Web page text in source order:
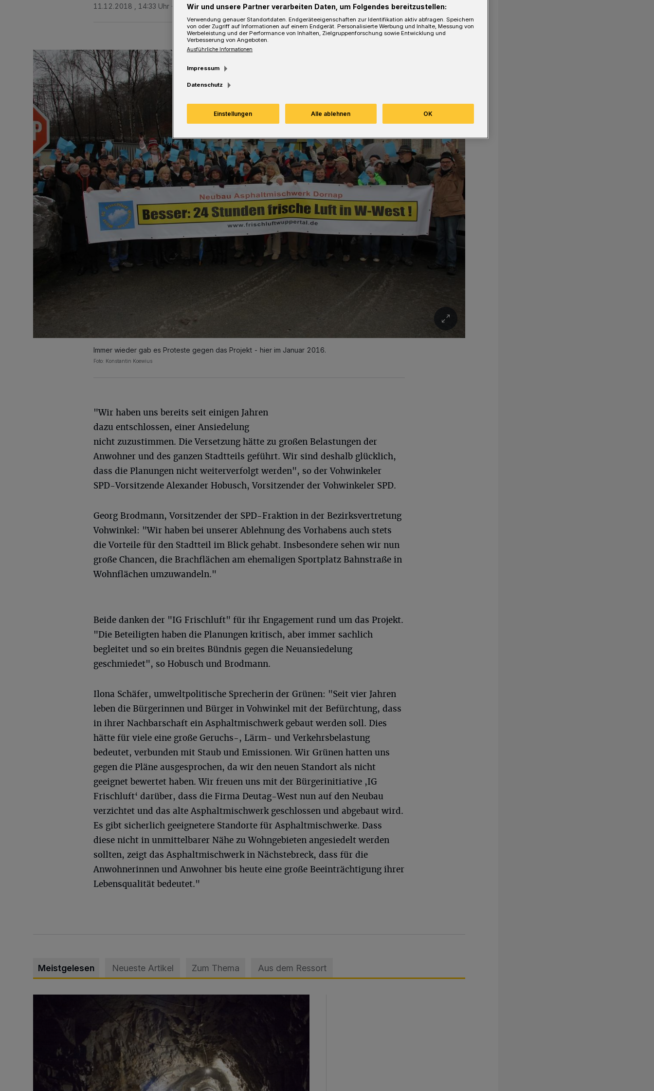
11.12.2018 , 14:33 Uhr Eine Minute Lesezeit
Immer wieder gab es Proteste gegen das Projekt - hier im Januar 2016.
Foto: Konstantin Koewius
"Wir haben uns bereits seit einigen Jahren
dazu entschlossen, einer Ansiedelung
nicht zuzustimmen. Die Versetzung hätte zu großen Belastungen der
Anwohner und des ganzen Stadtteils geführt. Wir sind deshalb glücklich,
dass die Planungen nicht weiterverfolgt werden", so der Vohwinkeler
SPD-Vorsitzende Alexander Hobusch, Vorsitzender der Vohwinkeler SPD.
Georg Brodmann, Vorsitzender der SPD-Fraktion in der Bezirksvertretung
Vohwinkel: "Wir haben bei unserer Ablehnung des Vorhabens auch stets
die Vorteile für den Stadtteil im Blick gehabt. Insbesondere sehen wir nun
große Chancen, die Brachflächen am ehemaligen Sportplatz Bahnstraße in
Wohnflächen umzuwandeln."
Beide danken der "IG Frischluft" für ihr Engagement rund um das Projekt.
"Die Beteiligten haben die Planungen kritisch, aber immer sachlich
begleitet und so ein breites Bündnis gegen die Neuansiedelung
geschmiedet", so Hobusch und Brodmann.
Ilona Schäfer, umweltpolitische Sprecherin der Grünen: "Seit vier Jahren
leben die Bürgerinnen und Bürger in Vohwinkel mit der Befürchtung, dass
in ihrer Nachbarschaft ein Asphaltmischwerk gebaut werden soll. Dies
hätte für viele eine große Geruchs-, Lärm- und Verkehrsbelastung
bedeutet, verbunden mit Staub und Emissionen. Wir Grünen hatten uns
gegen die Pläne ausgesprochen, da wir den neuen Standort als nicht
geeignet bewertet haben. Wir freuen uns mit der Bürgerinitiative ,IG
Frischluft‘ darüber, dass die Firma Deutag-West nun auf den Neubau
verzichtet und das alte Asphaltmischwerk geschlossen und abgebaut wird.
Es gibt sicherlich geeignetere Standorte für Asphaltmischwerke. Dass
diese nicht in unmittelbarer Nähe zu Wohngebieten angesiedelt werden
sollten, zeigt das Asphaltmischwerk in Nächstebreck, dass für die
Anwohnerinnen und Anwohner bis heute eine große Beeinträchtigung ihrer
Lebensqualität bedeutet."
Meistgelesen Neueste Artikel Zum Thema Aus dem Ressort
Wir und unsere Partner verarbeiten Daten, um Folgendes bereitzustellen:
Verwendung genauer Standortdaten. Endgeräteeigenschaften zur Identifikation aktiv abfragen. Speichern
von oder Zugriff auf Informationen auf einem Endgerät. Personalisierte Werbung und Inhalte, Messung von
Werbeleistung und der Performance von Inhalten, Zielgruppenforschung sowie Entwicklung und
Verbesserung von Angeboten.
Ausführliche Informationen
Impressum
Datenschutz
Einstellungen Alle ablehnen OK